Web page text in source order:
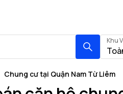
Khu
Chung cư tại Quận Nam Từ Liêm